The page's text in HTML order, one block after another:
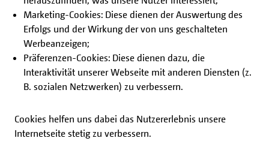
Marketing-Cookies: Diese dienen der Auswertung des
Erfolgs und der Wirkung der von uns geschalteten
Werbeanzeigen;
Präferenzen-Cookies: Diese dienen dazu, die
Interaktivität unserer Webseite mit anderen Diensten (z.
B. sozialen Netzwerken) zu verbessern.
Cookies helfen uns dabei das Nutzererlebnis unsere
Internetseite stetig zu verbessern.